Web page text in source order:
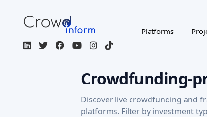
Platforms
Crowdfunding-
Discover live crowdfunding and
platforms. Filter by investment